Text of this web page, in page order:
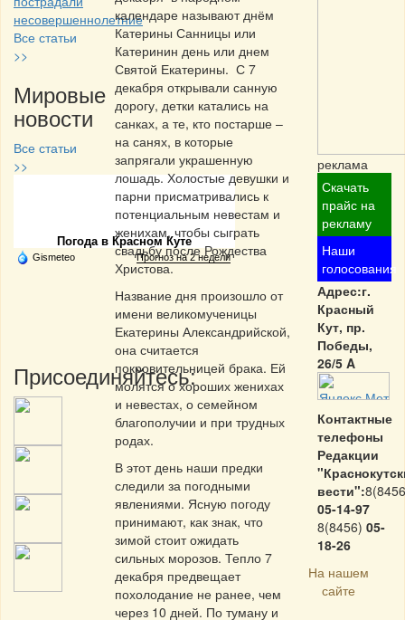
несовершеннолетние
Все статьи
>>
Мировые
новости
Все статьи
>>
Частная реклама
Погода в Красном Куте
Gismeteo Прогноз на 2 недели
Присоединяйтесь:
календаре называют днём
Катерины Санницы или
Катеринин день или днем
Святой Екатерины. С 7
декабря открывали санную
дорогу, детки катались на
санках, а те, кто постарше –
на санях, в которые
запрягали украшенную
лошадь. Холостые девушки и
парни присматривались к
потенциальным невестам и
женихам, чтобы сыграть
свадьбу после Рождества
Христова.
Название дня произошло от
имени великомученицы
Екатерины Александрийской,
она считается
покровительницей брака. Ей
молятся о хороших женихах
и невестах, о семейном
благополучии и при трудных
родах.
В этот день наши предки
следили за погодными
явлениями. Ясную погоду
принимают, как знак, что
зимой стоит ожидать
сильных морозов. Тепло 7
декабря предвещает
похолодание не ранее, чем
через 10 дней. По туману и
реклама
Скачать
прайс на
рекламу
Наши
голосования
Адрес:г.
Красный
Кут, пр.
Победы,
26/5 A
Контактные
телефоны
Редакции
вести":
05-14-97
8(8456) 05-
18-26
На нашем
сайте